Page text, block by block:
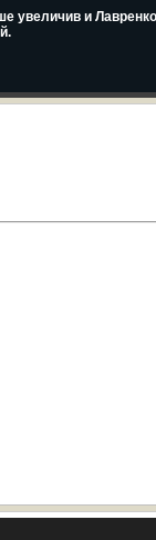
увеличив и